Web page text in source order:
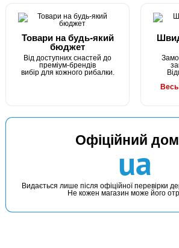
КУПИТИ
Гачки Owner Pint Hook
Товари на будь-який
бюджет
Від доступних снастей до
преміум-брендів
вибір для кожного рибалки.
Весь
Офіційний
ua
Видається лише після офіційної перевірки
Не кожен магазин може його